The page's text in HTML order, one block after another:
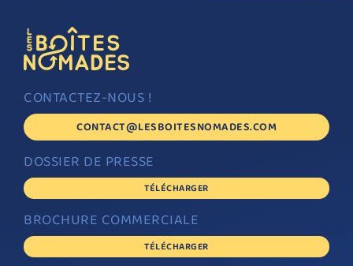
CONTACTEZ-NOUS !
CONTACT@LESBOITESNOMADES.COM
DOSSIER DE PRESSE
TÉLÉCHARGER
BROCHURE COMMERCIALE
TÉLÉCHARGER